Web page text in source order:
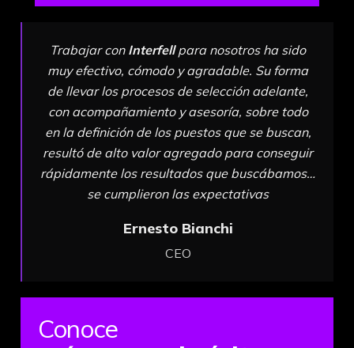
Trabajar con Interfell para nosotros ha sido
muy efectivo, cómodo y agradable. Su forma
de llevar los procesos de selección adelante,
con acompañamiento y asesoría, sobre todo
en la definición de los puestos que se buscan,
resultó de alto valor agregado para conseguir
rápidamente los resultados que buscábamos…
se cumplieron las expectativas
Ernesto Bianchi
CEO
Conoce